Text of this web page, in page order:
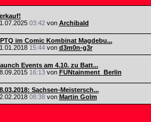
03:42von Archibald
im Comic Kombinat Magdebu...
15:44von d3m0n-g3r
Events am 4.10. zu Batt...
16:13von FUNtainment_Berlin
Sachsen-Meistersch...
08:38von Martin Golm